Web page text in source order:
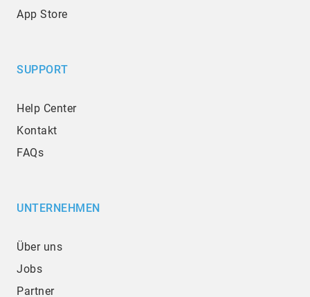
App Store
SUPPORT
Help Center
Kontakt
FAQs
UNTERNEHMEN
Über uns
Jobs
Partner